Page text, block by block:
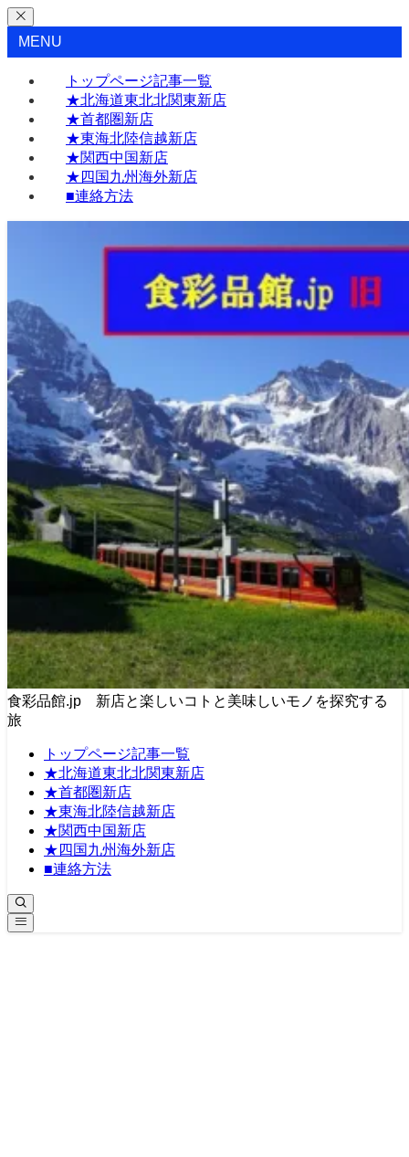
MENU
トップページ記事一覧
★北海道東北北関東新店
★首都圏新店
★東海北陸信越新店
★関西中国新店
★四国九州海外新店
■連絡方法
食彩品館.jp 新店と楽しいコトと美味しいモノを探究する
旅
トップページ記事一覧
★北海道東北北関東新店
★首都圏新店
★東海北陸信越新店
★関西中国新店
★四国九州海外新店
■連絡方法